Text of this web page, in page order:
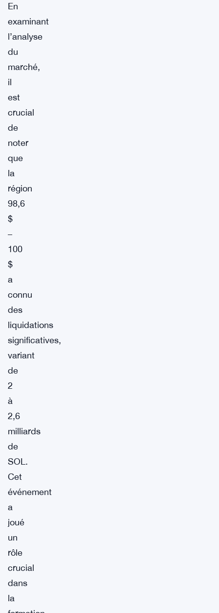
En
examinant
l’analyse
du
marché,
il
est
crucial
de
noter
que
la
région
98,6
$
–
100
$
a
connu
des
liquidations
significatives,
variant
de
2
à
2,6
milliards
de
SOL.
Cet
événement
a
joué
un
rôle
crucial
dans
la